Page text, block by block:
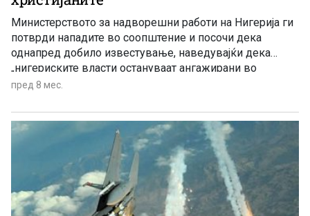
Министерството за надворешни работи на Нигерија ги
потврди нападите во соопштение и посочи дека
однапред добило известување, наведувајќи дека
„нигериските власти остануваат ангажирани во
структурирана безбедносна соработка со
Американски Држави, во решавањето на постојаната
закана од терористички и насилен екстремизам“.
пред 8 мес.